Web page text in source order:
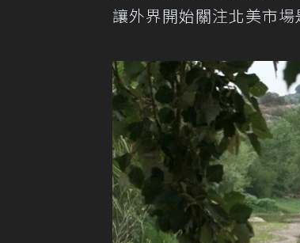
讓外界開始關注北美市